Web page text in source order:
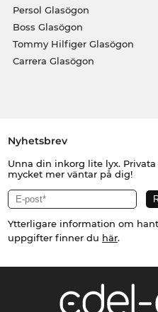
Persol Glasögon
Boss Glasögon
Tommy Hilfiger Glasögon
Carrera Glasögon
Nyhetsbrev
Unna din inkorg lite lyx.
mycket mer väntar på dig!
Ytterligare information om
uppgifter finner du här.